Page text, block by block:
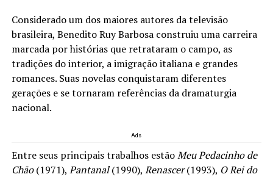
Considerado um dos maiores autores da televisão
brasileira, Benedito Ruy Barbosa construiu uma carreira
marcada por histórias que retrataram o campo, as
tradições do interior, a imigração italiana e grandes
romances. Suas novelas conquistaram diferentes
gerações e se tornaram referências da dramaturgia
nacional.
Ads
Entre seus principais trabalhos estãoMeu Pedacinho de
Chão(1971), Pantanal(1990), Renascer(1993), O Rei do